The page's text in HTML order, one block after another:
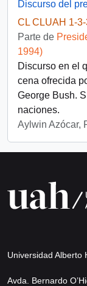
CL CLUAH 1-
Parte de
1994)
Discurso en el
cena ofrecida
George Bush.
naciones.
Aylwin Azócar,
Universidad Alberto
Avda. Bernardo